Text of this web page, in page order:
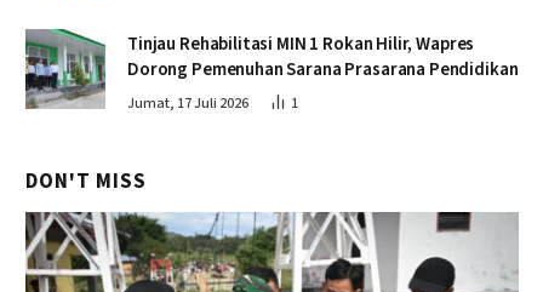
Tinjau Rehabilitasi MIN 1 Rokan Hilir, Wapres
Dorong Pemenuhan Sarana Prasarana Pendidikan
Jumat, 17 Juli 2026 1
DON'T MISS